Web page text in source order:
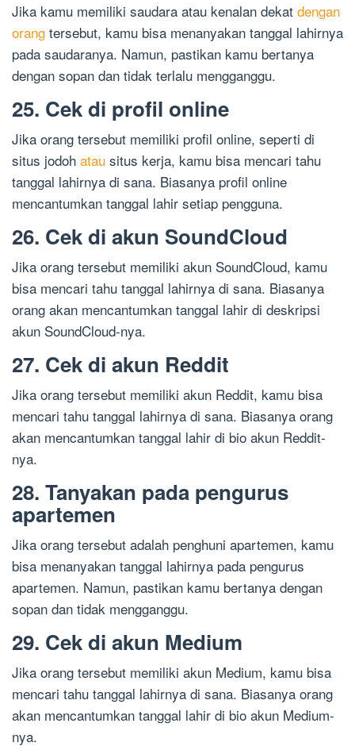
Jika kamu memiliki saudara atau kenalan dekat dengan
orang tersebut, kamu bisa menanyakan tanggal lahirnya
pada saudaranya. Namun, pastikan kamu bertanya
dengan sopan dan tidak terlalu mengganggu.
25. Cek di profil online
Jika orang tersebut memiliki profil online, seperti di
situs jodoh atau situs kerja, kamu bisa mencari tahu
tanggal lahirnya di sana. Biasanya profil online
mencantumkan tanggal lahir setiap pengguna.
26. Cek di akun SoundCloud
Jika orang tersebut memiliki akun SoundCloud, kamu
bisa mencari tahu tanggal lahirnya di sana. Biasanya
orang akan mencantumkan tanggal lahir di deskripsi
akun SoundCloud-nya.
27. Cek di akun Reddit
Jika orang tersebut memiliki akun Reddit, kamu bisa
mencari tahu tanggal lahirnya di sana. Biasanya orang
akan mencantumkan tanggal lahir di bio akun Reddit-
nya.
28. Tanyakan pada pengurus
apartemen
Jika orang tersebut adalah penghuni apartemen, kamu
bisa menanyakan tanggal lahirnya pada pengurus
apartemen. Namun, pastikan kamu bertanya dengan
sopan dan tidak mengganggu.
29. Cek di akun Medium
Jika orang tersebut memiliki akun Medium, kamu bisa
mencari tahu tanggal lahirnya di sana. Biasanya orang
akan mencantumkan tanggal lahir di bio akun Medium-
nya.